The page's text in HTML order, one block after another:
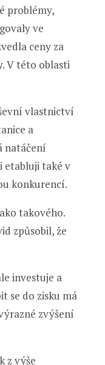
problémy,
ve
ceny za
V této oblasti
vlastnictví
a
natáčení
etabluji také v
konkurencí.
takového.
způsobil, že
investuje a
se do zisku má
zvýšení
z výše